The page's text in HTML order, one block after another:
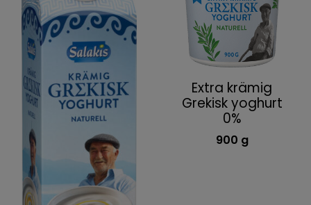
Extra krämig
Grekisk yoghurt
0%
900 g